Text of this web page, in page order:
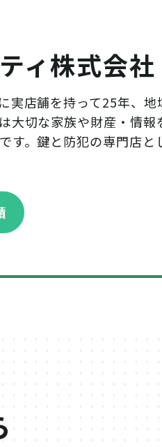
ィ株式会社
実店舗を持って25年、地
大切な家族や財産・情報
す。鍵と防犯の専門店と